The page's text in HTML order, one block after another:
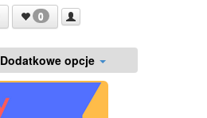
0
Dodatkowe opcje